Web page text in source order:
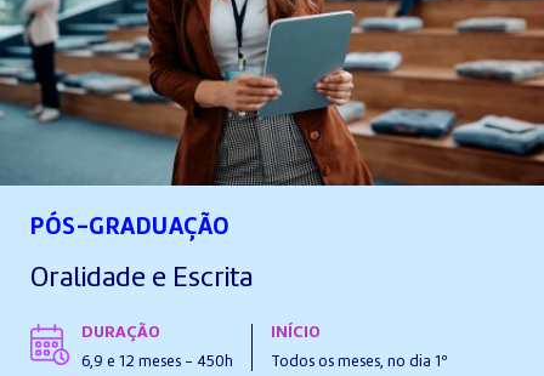
PÓS-GRADUAÇÃO
Oralidade e Escrita
DURAÇÃO
6,9 e 12 meses - 450h
INÍCIO
Todos os meses, no dia 1º